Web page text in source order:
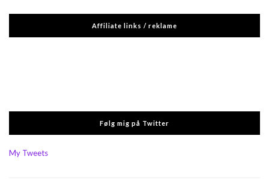
Affiliate links / reklame
Følg mig på Twitter
My Tweets